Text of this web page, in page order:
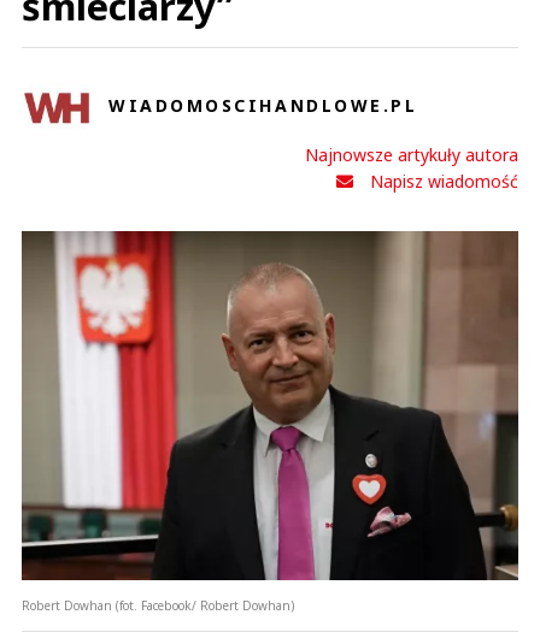
WIADOMOSCIHANDLOWE.PL
Najnowsze artykuły autora
Napisz wiadomość
Robert Dowhan (fot. Facebook/ Robert Dowhan)